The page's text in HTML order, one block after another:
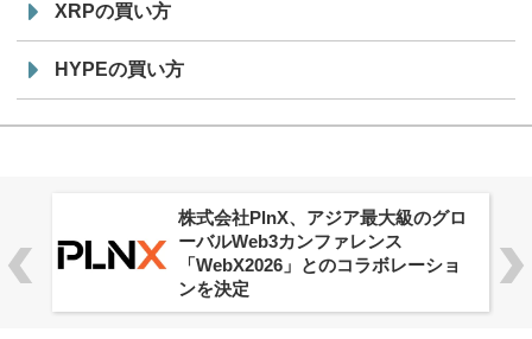
XRPの買い方
HYPEの買い方
株式会社PlnX、アジア最大級のグロ
ーバルWeb3カンファレンス
「WebX2026」とのコラボレーショ
ンを決定